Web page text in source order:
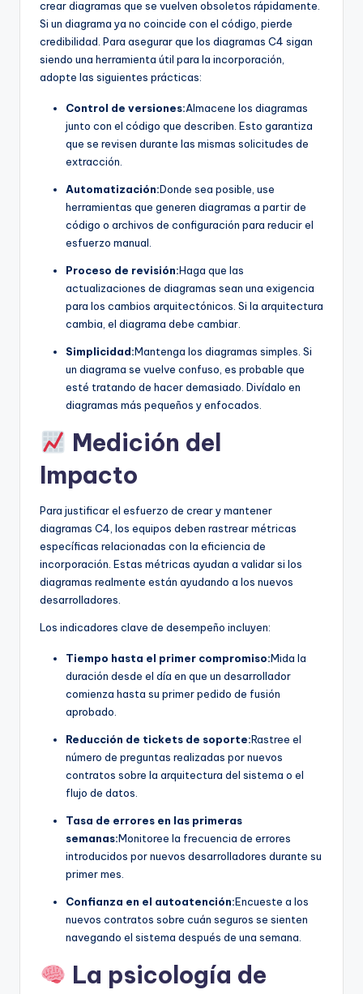
crear diagramas que se vuelven obsoletos rápidamente.
Si un diagrama ya no coincide con el código, pierde
credibilidad. Para asegurar que los diagramas C4 sigan
siendo una herramienta útil para la incorporación,
adopte las siguientes prácticas:
Control de versiones:Almacene los diagramas
junto con el código que describen. Esto garantiza
que se revisen durante las mismas solicitudes de
extracción.
Automatización:Donde sea posible, use
herramientas que generen diagramas a partir de
código o archivos de configuración para reducir el
esfuerzo manual.
Proceso de revisión:Haga que las
actualizaciones de diagramas sean una exigencia
para los cambios arquitectónicos. Si la arquitectura
cambia, el diagrama debe cambiar.
Simplicidad:Mantenga los diagramas simples. Si
un diagrama se vuelve confuso, es probable que
esté tratando de hacer demasiado. Divídalo en
diagramas más pequeños y enfocados.
Medición del
Impacto
Para justificar el esfuerzo de crear y mantener
diagramas C4, los equipos deben rastrear métricas
específicas relacionadas con la eficiencia de
incorporación. Estas métricas ayudan a validar si los
diagramas realmente están ayudando a los nuevos
desarrolladores.
Los indicadores clave de desempeño incluyen:
Tiempo hasta el primer compromiso:Mida la
duración desde el día en que un desarrollador
comienza hasta su primer pedido de fusión
aprobado.
Reducción de tickets de soporte:Rastree el
número de preguntas realizadas por nuevos
contratos sobre la arquitectura del sistema o el
flujo de datos.
Tasa de errores en las primeras
semanas:Monitoree la frecuencia de errores
introducidos por nuevos desarrolladores durante su
primer mes.
Confianza en el autoatención:Encueste a los
nuevos contratos sobre cuán seguros se sienten
navegando el sistema después de una semana.
La psicología de